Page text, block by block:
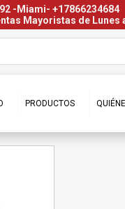
-Miami- +17866234684
Mayoristas de Lunes
PRODUCTOS